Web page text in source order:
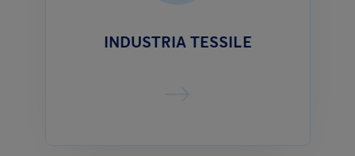
INDUSTRIA TESSILE